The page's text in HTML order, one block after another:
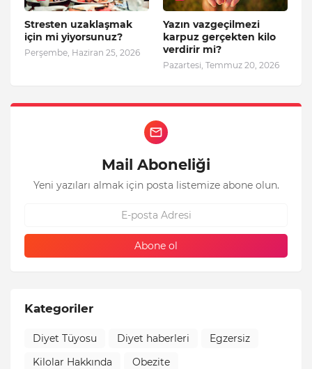
Stresten uzaklaşmak
için mi yiyorsunuz?
Perşembe, Haziran 25, 2026
Yazın vazgeçilmezi
karpuz gerçekten kilo
verdirir mi?
Pazartesi, Temmuz 20, 2026
Mail Aboneliği
Yeni yazıları almak için posta listemize abone olun.
Kategoriler
Diyet Tüyosu Diyet haberleri
Egzersiz
Kilolar Hakkında
Obezite